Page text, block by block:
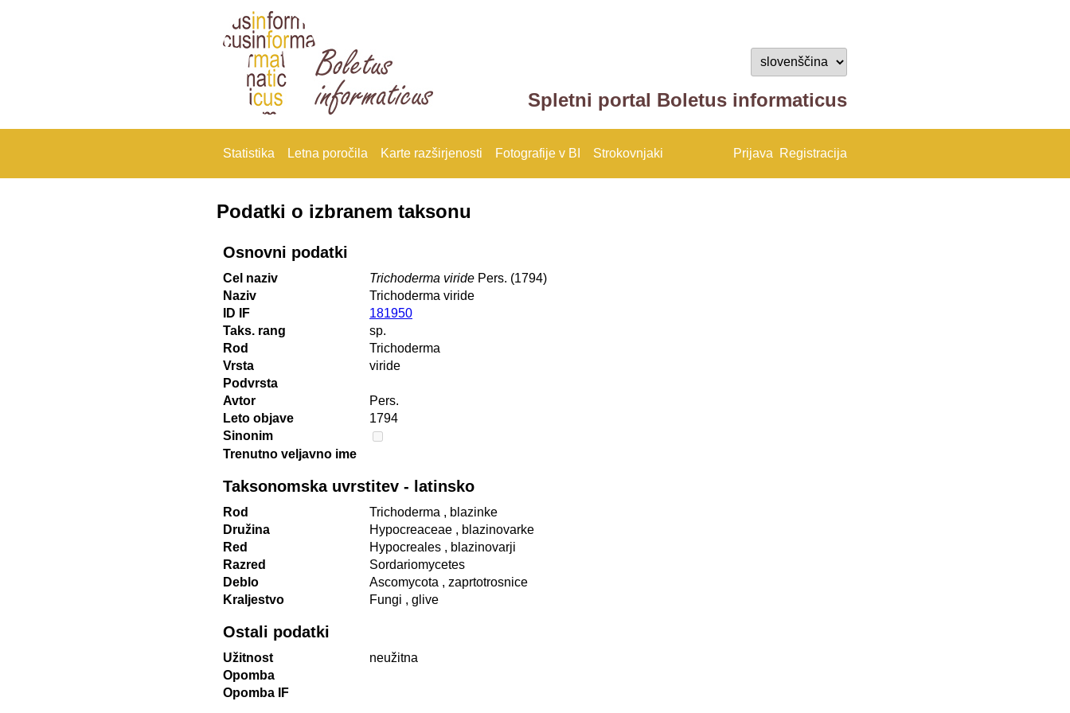
Spletni portal Boletus informaticus
Statistika Letna poročila Karte razširjenosti Fotografije v BI Strokovnjaki Prijava Registracija
Podatki o izbranem taksonu
Osnovni podatki
Cel naziv Trichoderma viride Pers. (1794)
Naziv
Trichoderma viride
ID IF
181950
Taks. rang
sp.
Rod
Trichoderma
Vrsta
viride
Podvrsta
Avtor
Pers.
Leto objave
1794
Sinonim
Trenutno veljavno ime
Taksonomska uvrstitev - latinsko
Rod Trichoderma , blazinke
Družina
Hypocreaceae , blazinovarke
Red
Hypocreales , blazinovarji
Razred
Sordariomycetes
Deblo
Ascomycota , zaprtotrosnice
Kraljestvo
Fungi , glive
Ostali podatki
Užitnost
neužitna
Opomba
Opomba IF